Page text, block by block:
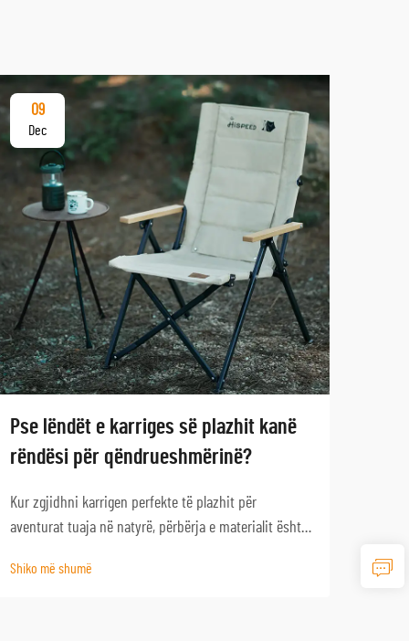
09
Dec
Pse lëndët e karriges së plazhit kanë
rëndësi për qëndrueshmërinë?
Kur zgjidhni karrigen perfekte të plazhit për
aventurat tuaja në natyrë, përbërja e materialit është
qëndrueshmërinë dhe performancën afatgjatë.
Shiko më shumë
apo
Shiko